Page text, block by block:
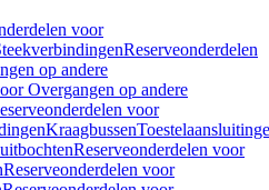
voor
Reserveonderdelen
op andere
Overgangen op andere
voor
Kraagbussen
Reserveonderdelen voor
Reserveonderdelen voor